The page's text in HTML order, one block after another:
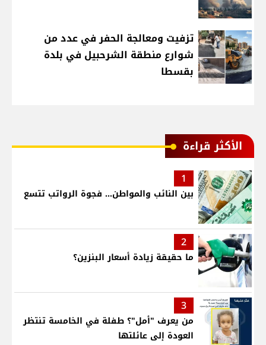
تزفيت ومعالجة الحفر في عدد من
شوارع منطقة الشرحبيل في بلدة
بقسطا
الأكثر قراءة
1
بين النائب والمواطن... فجوة الرواتب تتسع
2
ما حقيقة زيادة أسعار البنزين؟
3
من يعرف "أمل"؟ طفلة في الخامسة تنتظر
العودة إلى عائلتها